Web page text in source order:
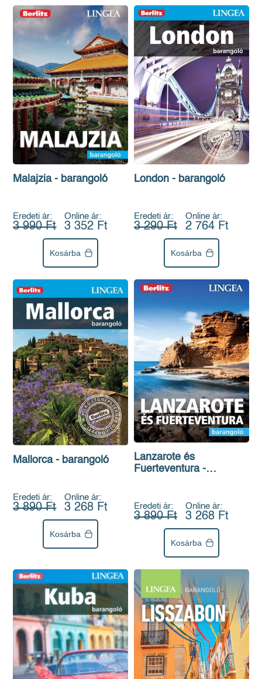
Malajzia - barangoló
Eredeti ár:
3 990 Ft
Online ár:
3 352 Ft
Kosárba
London - barangoló
Eredeti ár:
3 290 Ft
Online ár:
2 764 Ft
Kosárba
Mallorca - barangoló
Eredeti ár:
3 890 Ft
Online ár:
3 268 Ft
Kosárba
Lanzarote és
Fuerteventura -
Eredeti ár:
3 890 Ft
Online ár:
3 268 Ft
Kosárba